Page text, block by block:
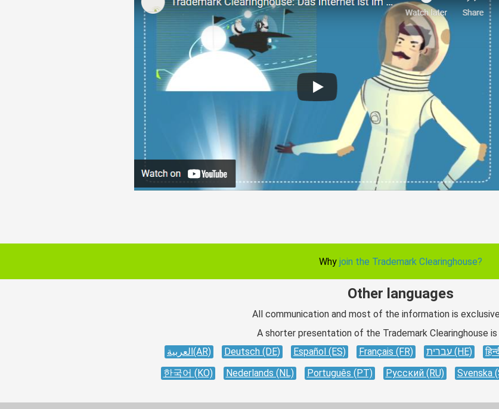
Why join the Trademark Clearinghouse?
Other languages
All communication and most of the information is
A shorter presentation of the Trademark Clearinghouse is
العربية(AR)
Deutsch (DE) Español (ES) Français (FR) עברית (HE)
한국어 (KO)
Nederlands (NL) Português (PT) Русский (RU) Svenska